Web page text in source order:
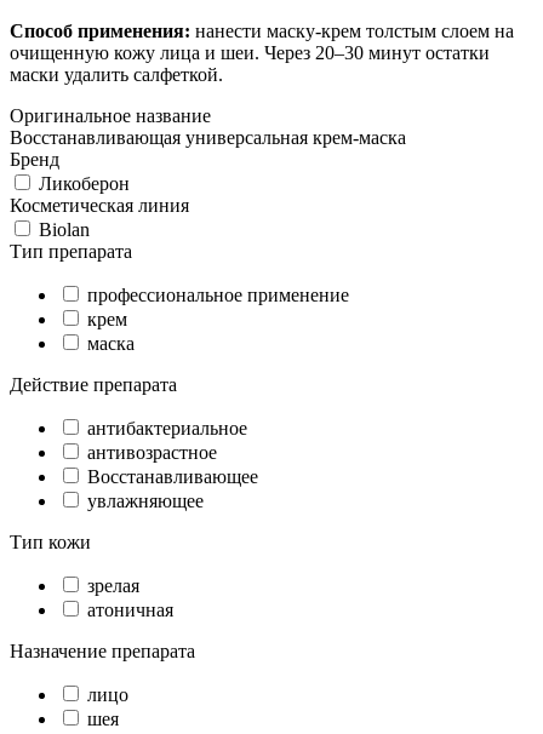
Способ применения: нанести маску-крем толстым слоем на
очищенную кожу лица и шеи. Через 20–30 минут остатки
маски удалить салфеткой.
Оригинальное название
Восстанавливающая универсальная крем-маска
Бренд
Ликоберон
Косметическая линия
Biolan
Тип препарата
профессиональное применение
крем
маска
Действие препарата
антибактериальное
антивозрастное
Восстанавливающее
увлажняющее
Тип кожи
зрелая
атоничная
Назначение препарата
лицо
шея